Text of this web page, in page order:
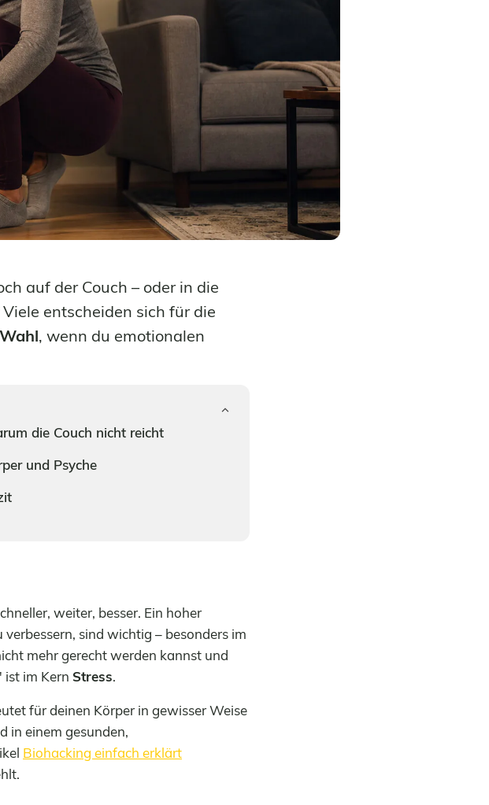
auf der Couch – oder in die
entscheiden sich für die
, wenn du emotionalen
die Couch nicht reicht
und Psyche
weiter, besser. Ein hoher
sind wichtig – besonders im
mehr gerecht werden kannst und
ist im Kern Stress.
für deinen Körper in gewisser Weise
in einem gesunden,
Biohacking einfach erklärt